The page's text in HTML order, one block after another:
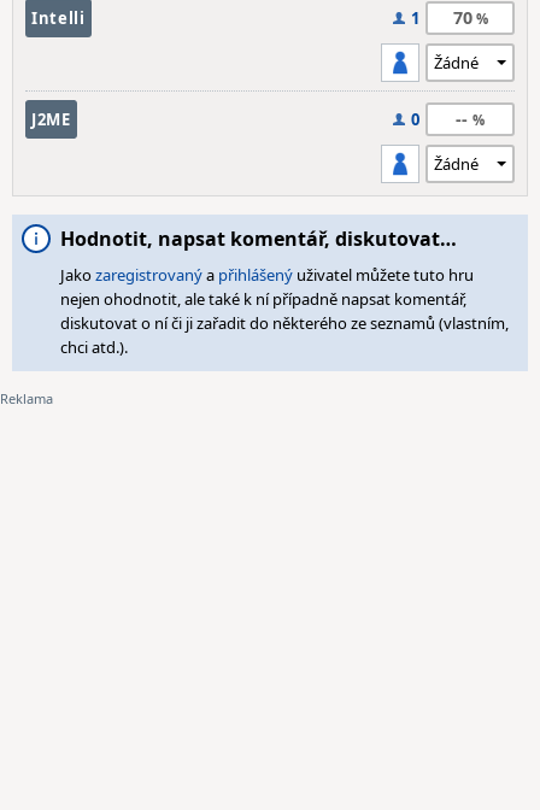
Intelli 1 70
J2ME 0 --
Hodnotit, napsat komentář, diskutovat…
Jakozaregistrovanýa přihlášený uživatel můžete tuto hru
nejen ohodnotit, ale také k ní případně napsat komentář,
diskutovat o ní či ji zařadit do některého ze seznamů (vlastním,
chci atd.).